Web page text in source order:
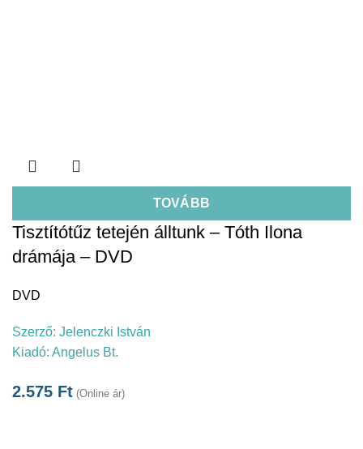
TOVÁBB
Tisztítótűz tetején álltunk – Tóth Ilona
drámája – DVD
DVD
Szerző: Jelenczki István
Kiadó: Angelus Bt.
2.575 Ft (Online ár)